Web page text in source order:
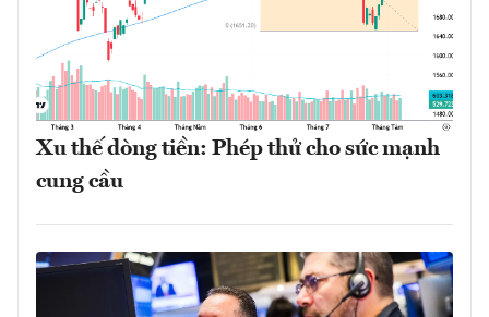
Xu thế dòng tiền: Phép thử cho sức mạnh
cung cầu